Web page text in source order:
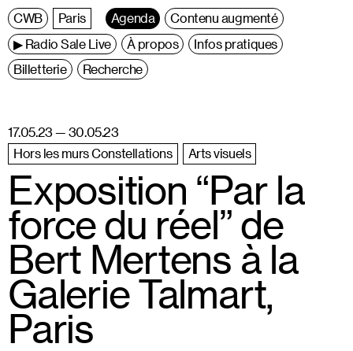
Centre
Wallonie
Bruxelles
Paris Agenda
Contenu augmenté
▶ Radio Sale Live
À propos
Infos pratiques
Billetterie
Recherche
17.05.23 — 30.05.23
Hors les murs Constellations
Arts visuels
Exposition “Par la
force du réel” de
Bert Mertens à la
Galerie Talmart,
Paris